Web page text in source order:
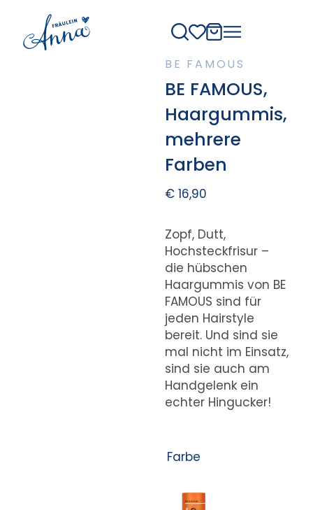
BE FAMOUS
BE FAMOUS,
Haargummis,
mehrere
Farben
€16,90
Zopf, Dutt,
Hochsteckfrisur –
die hübschen
Haargummis von BE
FAMOUS sind für
jeden Hairstyle
bereit. Und sind sie
mal nicht im Einsatz,
sind sie auch am
Handgelenk ein
echter Hingucker!
Farbe